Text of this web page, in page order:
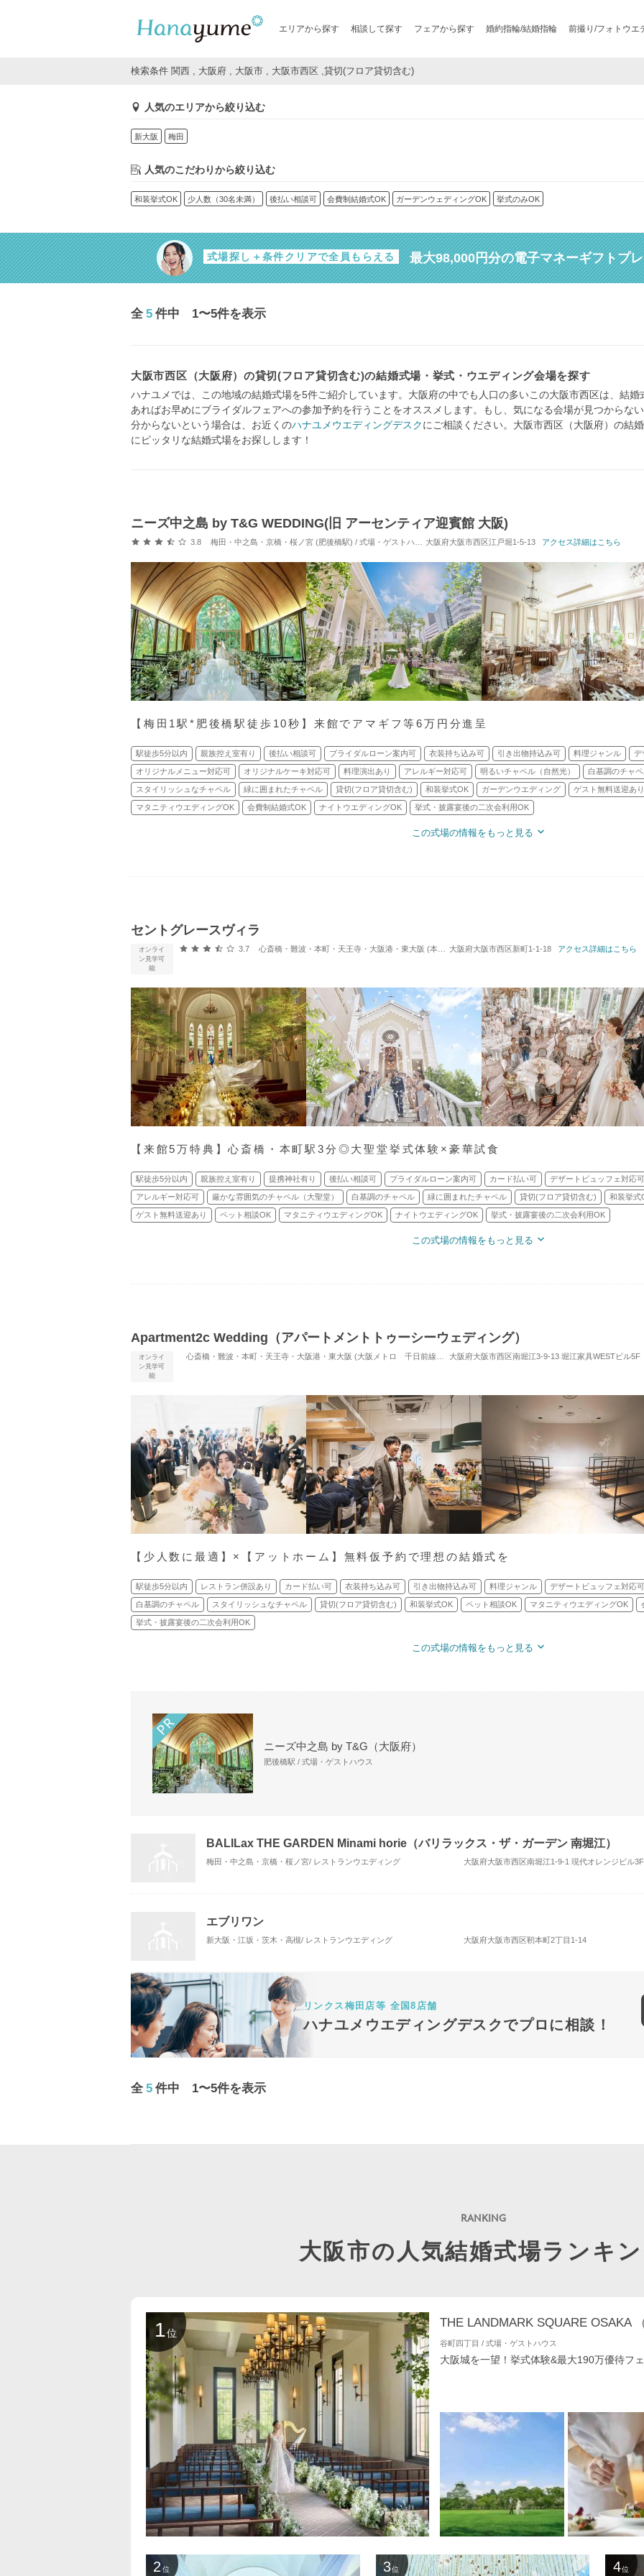
エリアから探す 相談して探す フェアから探す 婚約指輪/結婚指輪 前撮り/フォトウエ
検索条件 関西 , 大阪府 , 大阪市 , 大阪市西区 ,貸切(フロア貸切含む)
人気のエリアから絞り込む
新大阪 梅田
人気のこだわりから絞り込む
和装挙式OK 少人数（30名未満） 後払い相談可 会費制結婚式OK ガーデンウェディングOK 挙式のみOK
式場探し＋条件クリアで全員もらえる 最大98,000円分の電子マネーギフトプ
全 5 件中 1〜5件を表示
大阪市西区（大阪府）の貸切(フロア貸切含む)の結婚式場・挙式・ウエディング会場を探す
ハナユメでは、この地域の結婚式場を5件ご紹介しています。大阪府の中でも人口の多いこの大阪市西区は、結
あればお早めにブライダルフェアへの参加予約を行うことをオススメします。もし、気になる会場が見つからな
分からないという場合は、お近くのハナユメウエディングデスクにご相談ください。大阪市西区（大阪府）の結
にピッタリな結婚式場をお探しします！
ニーズ中之島 by T&G WEDDING(旧 アーセンティア迎賓館 大阪)
口コミ評価
3.8 梅田・中之島・京橋・桜ノ宮 (肥後橋駅) / 式場・ゲストハウス 対応人数: 着席：10名 ～ 120名 挙式スタイル: 教会式(キリ
大阪府大阪市西区江戸堀1-5-13 アクセス詳細はこちら
【梅田1駅*肥後橋駅徒歩10秒】来館でアマギフ等6万円分進呈
駅徒歩5分以内 親族控え室有り 後払い相談可 ブライダルローン案内可 衣装持ち込み可 引き出物持込み可 料理ジャンル デ
オリジナルメニュー対応可 オリジナルケーキ対応可 料理演出あり アレルギー対応可 明るいチャペル（自然光） 白基調のチャ
スタイリッシュなチャペル 緑に囲まれたチャペル 貸切(フロア貸切含む) 和装挙式OK ガーデンウエディング ゲスト無料送迎あり
マタニティウエディングOK 会費制結婚式OK ナイトウエディングOK 挙式・披露宴後の二次会利用OK
この式場の情報をもっと見る
セントグレースヴィラ
オンライ
ン見学可
能
口コミ評価
3.7 心斎橋・難波・本町・天王寺・大阪港・東大阪 (本町駅) / 式場・ゲストハウス 対応人数: 着席：6名 ～ 120名
大阪府大阪市西区新町1-1-18 アクセス詳細はこちら
【来館5万特典】心斎橋・本町駅3分◎大聖堂挙式体験×豪華試食
駅徒歩5分以内 親族控え室有り 提携神社有り 後払い相談可 ブライダルローン案内可 カード払い可 デザートビュッフェ対応可
アレルギー対応可 厳かな雰囲気のチャペル（大聖堂） 白基調のチャペル 緑に囲まれたチャペル 貸切(フロア貸切含む) 和装挙式
ゲスト無料送迎あり ペット相談OK マタニティウエディングOK ナイトウエディングOK 挙式・披露宴後の二次会利用OK
この式場の情報をもっと見る
Apartment2c Wedding（アパートメントトゥーシーウェディング）
オンライ
ン見学可
能
対応人数: 着席：10名
大阪府大阪市西区南堀江3-9-13 堀江家具WESTビル5F
【少人数に最適】×【アットホーム】無料仮予約で理想の結婚式を
駅徒歩5分以内 レストラン併設あり カード払い可 衣装持ち込み可 引き出物持込み可 料理ジャンル デザートビュッフェ対応可
白基調のチャペル スタイリッシュなチャペル 貸切(フロア貸切含む) 和装挙式OK ペット相談OK マタニティウエディングOK
挙式・披露宴後の二次会利用OK
この式場の情報をもっと見る
ニーズ中之島 by T&G（大阪府）
肥後橋駅 / 式場・ゲストハウス
BALILax THE GARDEN Minami horie（バリラックス・ザ・ガーデン 南堀江）
梅田・中之島・京橋・桜ノ宮/ レストランウエディング 大阪府大阪市西区南堀江1-9-1 現代オレンジビル3F
エブリワン
新大阪・江坂・茨木・高槻/ レストランウエディング 大阪府大阪市西区靭本町2丁目1-14
リンクス梅田店等 全国8店舗
ハナユメウエディングデスクでプロに相談！
全 5 件中 1〜5件を表示
大阪市の人気結婚式場ランキ
1 位
谷町四丁目 / 式場・ゲストハウス
大阪城を一望！挙式体験&最大190万優待フ
2 位 3 位 4 位